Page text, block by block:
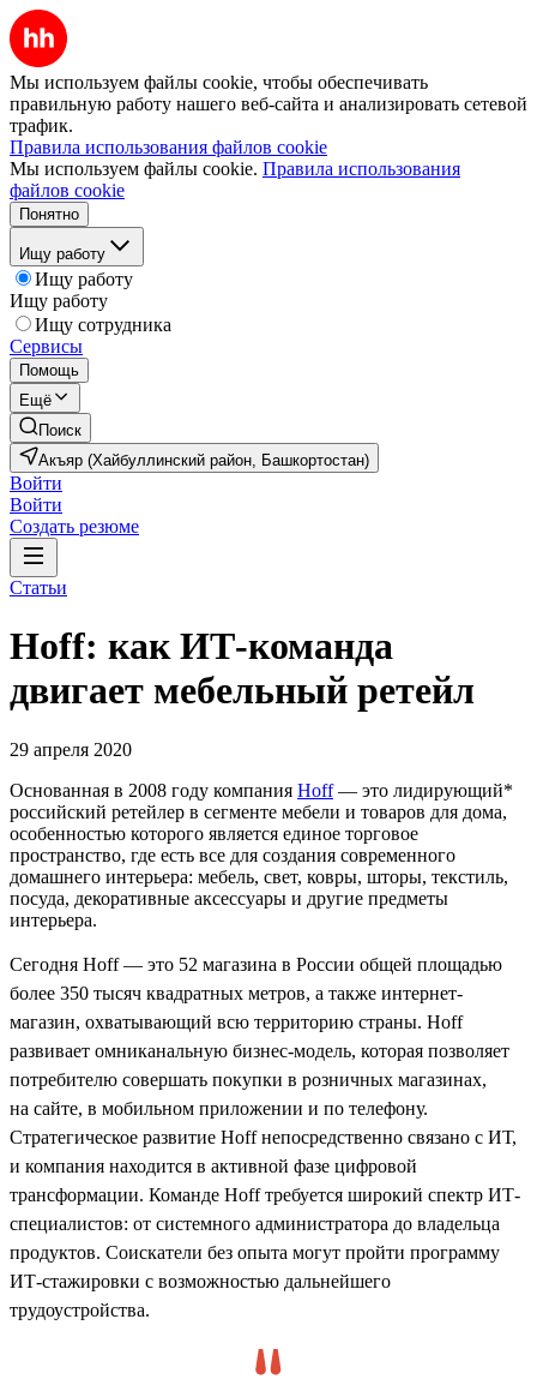
Мы используем файлы cookie, чтобы обеспечивать
правильную работу нашего веб-сайта и анализировать сетевой
трафик.
Правила использования файлов cookie
Мы используем файлы cookie. Правила использования
файлов cookie
Понятно
Ищу работу
Ищу работу
Ищу работу
Ищу сотрудника
Сервисы
Помощь
Ещё
Поиск
Акъяр (Хайбуллинский район, Башкортостан)
Войти
Войти
Создать резюме
Статьи
Hoff: как ИТ-команда
двигает мебельный ретейл
29 апреля 2020
Основанная в 2008 году компания Hoff— это лидирующий*
российский ретейлер в сегменте мебели и товаров для дома,
особенностью которого является единое торговое
пространство, где есть все для создания современного
домашнего интерьера: мебель, свет, ковры, шторы, текстиль,
посуда, декоративные аксессуары и другие предметы
интерьера.
Сегодня Hoff — это 52 магазина в России общей площадью
более 350 тысяч квадратных метров, а также интернет-
магазин, охватывающий всю территорию страны. Hoff
развивает омниканальную бизнес-модель, которая позволяет
потребителю совершать покупки в розничных магазинах,
на сайте, в мобильном приложении и по телефону.
Стратегическое развитие Hoff непосредственно связано с ИТ,
и компания находится в активной фазе цифровой
трансформации. Команде Hoff требуется широкий спектр ИТ-
специалистов: от системного администратора до владельца
продуктов. Соискатели без опыта могут пройти программу
ИТ-стажировки с возможностью дальнейшего
трудоустройства.